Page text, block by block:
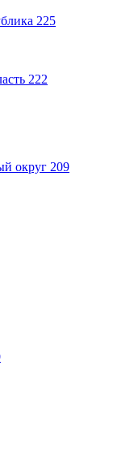
225
222
округ 209